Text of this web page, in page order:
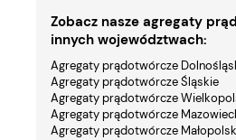
Zobacz nasze agregaty
innych województwach:
Agregaty prądotwórcze
Agregaty prądotwórcze Śląskie
Agregaty prądotwórcze
Agregaty prądotwórcze
Agregaty prądotwórcze